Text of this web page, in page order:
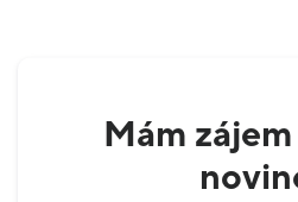
Mám